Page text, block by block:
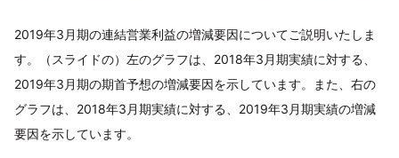
2019年3月期の連結営業利益の増減要因についてご説明いたしま
す。（スライドの）左のグラフは、2018年3月期実績に対する、
2019年3月期の期首予想の増減要因を示しています。また、右の
グラフは、2018年3月期実績に対する、2019年3月期実績の増減
要因を示しています。